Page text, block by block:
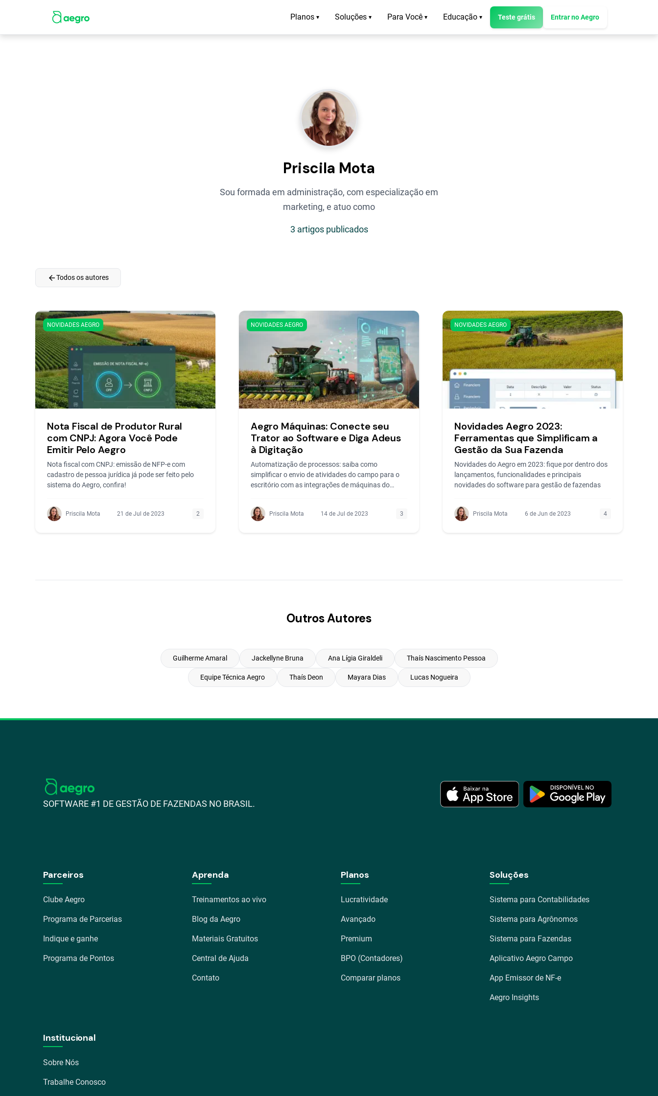
Planos ▾ Soluções ▾ Para Você ▾ Educação ▾ Teste grátis Entrar no Aegro
Priscila Mota
Sou formada em administração, com especialização em
marketing, e atuo como
3 artigos publicados
arrow_backTodos os autores
NOVIDADES AEGRO
Nota Fiscal de Produtor Rural
com CNPJ: Agora Você Pode
Emitir Pelo Aegro
Nota fiscal com CNPJ: emissão de NFP-e com
cadastro de pessoa jurídica já pode ser feito pelo
sistema do Aegro, confira!
Priscila Mota 21 de Jul de 2023 2
NOVIDADES AEGRO
Aegro Máquinas: Conecte seu
Trator ao Software e Diga Adeus
à Digitação
Automatização de processos: saiba como
simplificar o envio de atividades do campo para o
escritório com as integrações de máquinas do
Priscila Mota 14 de Jul de 2023 3
NOVIDADES AEGRO
Novidades Aegro 2023:
Ferramentas que Simplificam a
Gestão da Sua Fazenda
Novidades do Aegro em 2023: fique por dentro dos
lançamentos, funcionalidades e principais
novidades do software para gestão de fazendas
Priscila Mota 6 de Jun de 2023 4
Outros Autores
Guilherme Amaral Jackellyne Bruna Ana Lígia Giraldeli Thaís Nascimento Pessoa
Equipe Técnica Aegro Thaís Deon Mayara Dias Lucas Nogueira
SOFTWARE #1 DE GESTÃO DE FAZENDAS NO BRASIL.
Parceiros
Clube Aegro
Programa de Parcerias
Indique e ganhe
Programa de Pontos
Aprenda
Treinamentos ao vivo
Blog da Aegro
Materiais Gratuitos
Central de Ajuda
Contato
Planos
Lucratividade
Avançado
Premium
BPO (Contadores)
Comparar planos
Soluções
Sistema para Contabilidades
Sistema para Agrônomos
Sistema para Fazendas
Aplicativo Aegro Campo
App Emissor de NF-e
Aegro Insights
Institucional
Sobre Nós
Trabalhe Conosco